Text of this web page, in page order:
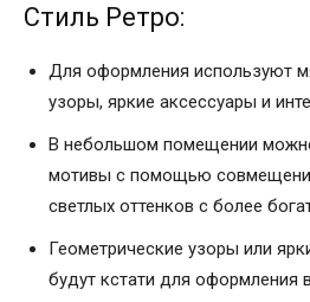
Стиль Ретро:
Для оформления используют
узоры, яркие аксессуары и
В небольшом помещении
мотивы с помощью
светлых оттенков с более
Геометрические узоры или
будут кстати для оформления